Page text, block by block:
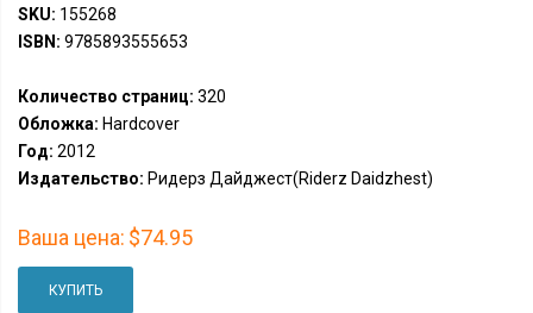
SKU: 155268
ISBN: 9785893555653
Количество страниц: 320
Обложка: Hardcover
Год: 2012
Издательство: Ридерз Дайджест(Riderz Daidzhest)
Ваша цена: $74.95
КУПИТЬ